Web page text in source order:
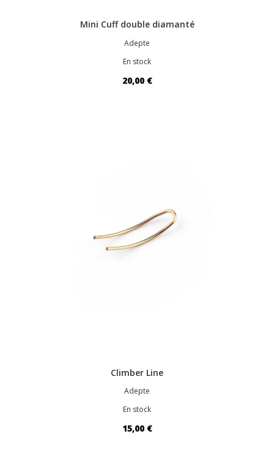
Mini Cuff double diamanté
Adepte
En stock
20,00 €
Climber Line
Adepte
En stock
15,00 €